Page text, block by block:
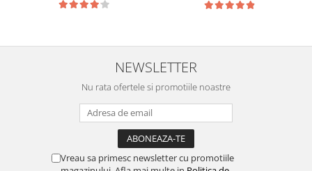
NEWSLETTER
Nu rata ofertele si promotiile noastre
Vreau sa primesc newsletter cu promotiile